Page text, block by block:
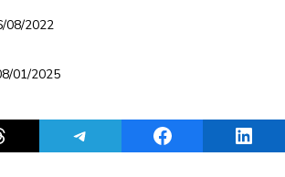
08/2022
01/2025
Share on ThreadsShare on TelegramShare on Facebook